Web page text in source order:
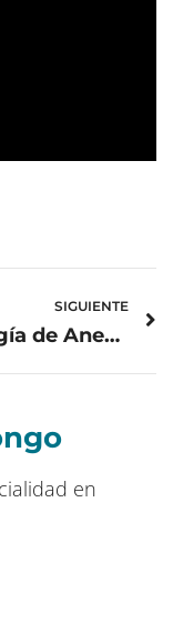
SIGUIENTE
Cirugía de Aneurisma Cerebral. Parte 2
en